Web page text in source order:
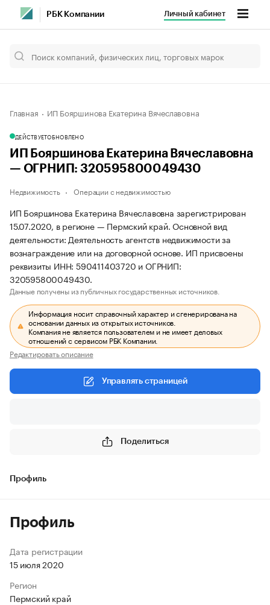
РБК Компании Личный кабинет
Главная ИП Бояршинова Екатерина Вячеславовна
ДЕЙСТВУЕТОБНОВЛЕНО
ИП Бояршинова Екатерина Вячеславовна
— ОГРНИП: 320595800049430
Недвижимость Операции с недвижимостью
ИП Бояршинова Екатерина Вячеславовна зарегистрирован
15.07.2020, в регионе — Пермский край. Основной вид
деятельности: Деятельность агентств недвижимости за
вознаграждение или на договорной основе. ИП присвоены
реквизиты ИНН: 590411403720 и ОГРНИП:
320595800049430.
Данные получены из публичных государственных источников.
Информация носит справочный характер и сгенерирована на
основании данных из открытых источников.
Компания не является пользователем и не имеет деловых
отношений с сервисом РБК Компании.
Редактировать описание
Управлять страницей
Поделиться
Профиль
Профиль
Дата регистрации
15 июля 2020
Регион
Пермский край